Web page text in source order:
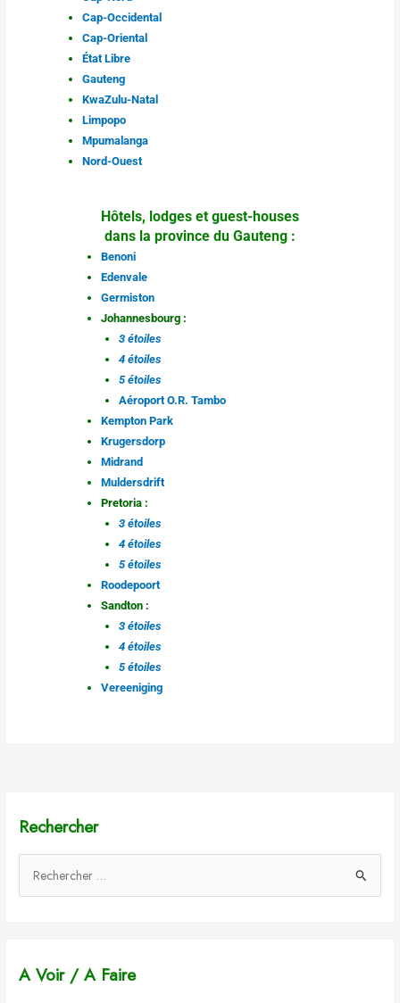
Cap-Occidental
Cap-Oriental
État Libre
Gauteng
KwaZulu-Natal
Limpopo
Mpumalanga
Nord-Ouest
Hôtels, lodges et guest-houses
dans la province du Gauteng :
Benoni
Edenvale
Germiston
Johannesbourg :
3 étoiles
4 étoiles
5 étoiles
Aéroport O.R. Tambo
Kempton Park
Krugersdorp
Midrand
Muldersdrift
Pretoria :
3 étoiles
4 étoiles
5 étoiles
Roodepoort
Sandton :
3 étoiles
4 étoiles
5 étoiles
Vereeniging
Rechercher
e
e
A Voir / A Faire